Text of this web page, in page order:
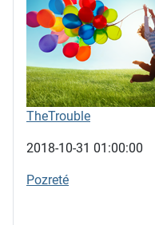
TheTrouble
2018-10-31 01:00:00
Pozreté